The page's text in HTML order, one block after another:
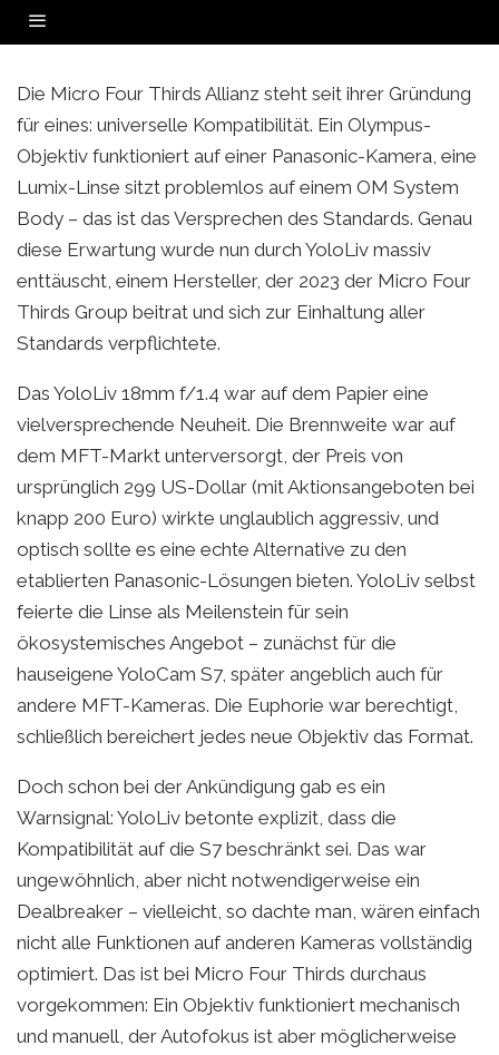
YoloLiv 18mm f/1.4 verletzt Micro Four Thirds Standard – funktioniert nur auf der
DIESES MFT-OBJEKTIV DIE MICRO
FOUR THIRDS STANDARD
FOTOGRAFIE REVIEWS · MAY 30, 2026
Die Micro Four Thirds Allianz steht seit ihrer Gründung
für eines: universelle Kompatibilität. Ein Olympus-
Objektiv funktioniert auf einer Panasonic-Kamera, eine
Lumix-Linse sitzt problemlos auf einem OM System
Body – das ist das Versprechen des Standards. Genau
diese Erwartung wurde nun durch YoloLiv massiv
enttäuscht, einem Hersteller, der 2023 der Micro Four
Thirds Group beitrat und sich zur Einhaltung aller
Standards verpflichtete.
Das YoloLiv 18mm f/1.4 war auf dem Papier eine
vielversprechende Neuheit. Die Brennweite war auf
dem MFT-Markt unterversorgt, der Preis von
ursprünglich 299 US-Dollar (mit Aktionsangeboten bei
knapp 200 Euro) wirkte unglaublich aggressiv, und
optisch sollte es eine echte Alternative zu den
etablierten Panasonic-Lösungen bieten. YoloLiv selbst
feierte die Linse als Meilenstein für sein
ökosystemisches Angebot – zunächst für die
hauseigene YoloCam S7, später angeblich auch für
andere MFT-Kameras. Die Euphorie war berechtigt,
schließlich bereichert jedes neue Objektiv das Format.
Doch schon bei der Ankündigung gab es ein
Warnsignal: YoloLiv betonte explizit, dass die
Kompatibilität auf die S7 beschränkt sei. Das war
ungewöhnlich, aber nicht notwendigerweise ein
Dealbreaker – vielleicht, so dachte man, wären einfach
nicht alle Funktionen auf anderen Kameras vollständig
optimiert. Das ist bei Micro Four Thirds durchaus
vorgekommen: Ein Objektiv funktioniert mechanisch
und manuell, der Autofokus ist aber möglicherweise